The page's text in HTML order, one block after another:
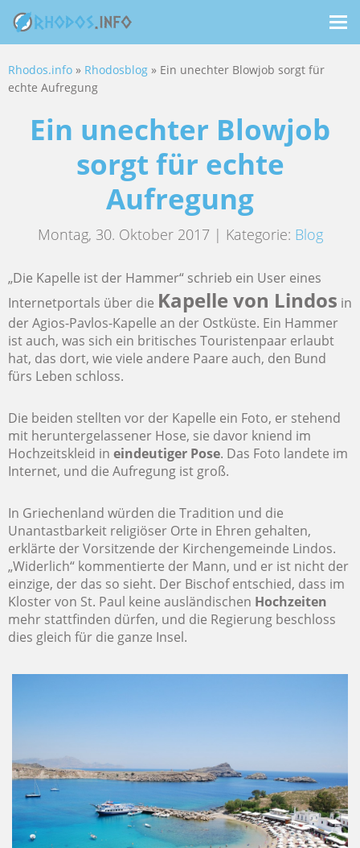
Rhodos.info » Rhodosblog » Ein unechter Blowjob sorgt für
echte Aufregung
Ein unechter Blowjob
sorgt für echte
Aufregung
Montag, 30. Oktober 2017 | Kategorie: Blog
„Die Kapelle ist der Hammer“ schrieb ein User eines
Internetportals über die Kapelle von Lindos in
der Agios-Pavlos-Kapelle an der Ostküste. Ein Hammer
ist auch, was sich ein britisches Touristenpaar erlaubt
hat, das dort, wie viele andere Paare auch, den Bund
fürs Leben schloss.
Die beiden stellten vor der Kapelle ein Foto, er stehend
mit heruntergelassener Hose, sie davor kniend im
Hochzeitskleid in eindeutiger Pose. Das Foto landete im
Internet, und die Aufregung ist groß.
In Griechenland würden die Tradition und die
Unantastbarkeit religiöser Orte in Ehren gehalten,
erklärte der Vorsitzende der Kirchengemeinde Lindos.
„Widerlich“ kommentierte der Mann, und er ist nicht der
einzige, der das so sieht. Der Bischof entschied, dass im
Kloster von St. Paul keine ausländischen Hochzeiten
mehr stattfinden dürfen, und die Regierung beschloss
dies gleich für die ganze Insel.